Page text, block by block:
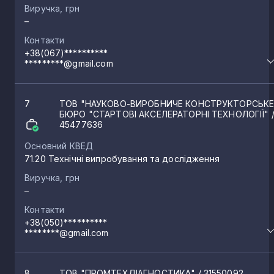
Виручка, грн
–
Контакти
+38(067)**********
*********@gmail.com
7
ТОВ "НАУКОВО-ВИРОБНИЧЕ КОНСТРУКТОРСЬКЕ
БЮРО "СТАРТОВІ АКСЕЛЕРАТОРНІ ТЕХНОЛОГІЇ" /
45477636
Основний КВЕД
71.20 Технічні випробування та дослідження
Виручка, грн
–
Контакти
+38(050)**********
********@gmail.com